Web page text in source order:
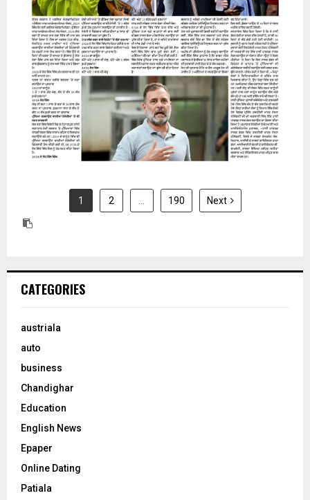
31 July 2026
1 2 … 190 Next
CATEGORIES
austriala
auto
business
Chandighar
Education
English News
Epaper
Online Dating
Patiala